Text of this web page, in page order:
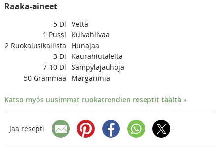
Raaka-aineet
5 Dl
Vettä
1 Pussi
Kuivahiivaa
2 Ruokalusikallista
Hunajaa
3 Dl
Kaurahiutaleita
7-10 Dl
Sämpyläjauhoja
50 Grammaa Margariinia
Katso myös uusimmat ruokatrendien reseptit täältä »
Jaa resepti